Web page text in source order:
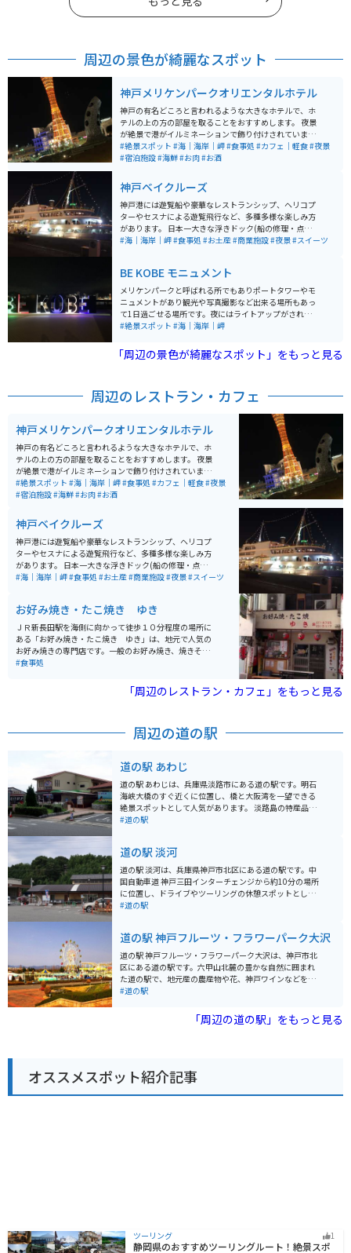
周辺の景色が綺麗なスポット
神戸メリケンパークオリエンタルホテル
神戸の有名どころと言われるような大きなホテルで、ホ
テルの上の方の部屋を取ることをおすすめします。 夜景
が絶景で港がイルミネーションで飾り付けされていま
す。 ホテルの上層階の方に高級レストランもあり、神戸
牛や海鮮などを味わうこともできます。 近くに商業施設
ので、食べ歩きしたい方にもおすすめです。 そちらの商
業施設には、「アンパンマンミュージアム」があり、子
連れで楽しむことができるような施設です。 お土産屋さ
んも多数ありました。 兵庫県に言った際は「神戸」に行
ってみてはいかがでしょうか？
#絶景スポット #海｜海岸｜岬#食事処 #カフェ｜軽食#夜景
#宿泊施設#海鮮#お肉#お酒
神戸ベイクルーズ
神戸港には遊覧船や豪華なレストランシップ、ヘリコプ
ターやセスナによる遊覧飛行など、多種多様な楽しみ方
があります。 日本一大きな浮きドック(船の修理・点検設
備)のある川崎重工や国内初のダブルデッキ(2階建)タイ
#海｜海岸｜岬#食事処 #お土産#商業施設#夜景#スイーツ
BE KOBE モニュメント
メリケンパークと呼ばれる所でもありポートタワーやモ
ニュメントがあり観光や写真撮影など出来る場所もあっ
て1日過ごせる場所です。夜にはライトアップがされ光と
海を見渡せる場所にもなっています。またモニュメント
を撮っても綺麗に撮れる、散歩やデートなどに匹敵の場
所になります。
#絶景スポット #海｜海岸｜岬
「周辺の景色が綺麗なスポット」をもっと見る
周辺のレストラン・カフェ
神戸メリケンパークオリエンタルホテル
神戸の有名どころと言われるような大きなホテルで、ホ
テルの上の方の部屋を取ることをおすすめします。 夜景
が絶景で港がイルミネーションで飾り付けされていま
す。 ホテルの上層階の方に高級レストランもあり、神戸
牛や海鮮などを味わうこともできます。 近くに商業施設
ので、食べ歩きしたい方にもおすすめです。 そちらの商
業施設には、「アンパンマンミュージアム」があり、子
連れで楽しむことができるような施設です。 お土産屋さ
んも多数ありました。 兵庫県に言った際は「神戸」に行
ってみてはいかがでしょうか？
#絶景スポット #海｜海岸｜岬#食事処 #カフェ｜軽食#夜景
#宿泊施設#海鮮#お肉#お酒
神戸ベイクルーズ
神戸港には遊覧船や豪華なレストランシップ、ヘリコプ
ターやセスナによる遊覧飛行など、多種多様な楽しみ方
があります。 日本一大きな浮きドック(船の修理・点検設
備)のある川崎重工や国内初のダブルデッキ(2階建)タイ
#海｜海岸｜岬#食事処 #お土産#商業施設#夜景#スイーツ
お好み焼き・たこ焼き ゆき
ＪＲ新長田駅を海側に向かって徒歩１０分程度の場所に
ある「お好み焼き・たこ焼き ゆき」は、地元で人気の
お好み焼きの専門店です。一般のお好み焼き、焼きそば
以外に、長田名物の牛すじ、こんにゃくの煮込みが入っ
#食事処
「周辺のレストラン・カフェ」をもっと見る
周辺の道の駅
道の駅 あわじ
道の駅 あわじは、兵庫県淡路市にある道の駅です。明石
海峡大橋のすぐ近くに位置し、橋と大阪湾を一望できる
絶景スポットとして人気があります。 淡路島の特産品を
販売するショップやレストランがあり、新鮮な海の幸や
芸能に触れることもできます。 バイクで訪れる場合、道
の駅には広い駐車場が完備されているので安心です。明
石海峡大橋を渡る爽快なツーリングの休憩地点としても
最適です。周辺には、淡路島国営明石海峡公園や淡路夢
舞台など、観光スポットも点在しているので、合わせて
#道の駅
道の駅 淡河
道の駅 淡河は、兵庫県神戸市北区にある道の駅です。中
国自動車道 神戸三田インターチェンジから約10分の場所
に位置し、ドライブやツーリングの休憩スポットとして
人気があります。 地元産の新鮮な野菜や果物が並ぶ農産
工品なども販売されています。 また、レストランでは、
地元産の食材をふんだんに使った料理を楽しむことがで
きます。淡河産のそば粉を使った手打ちそばや、地元産
の野菜を使った天ぷらなど、ここでしか味わえない味が
人気です。 バイクで訪れる際は、広々とした駐車場があ
#道の駅
道の駅 神戸フルーツ・フラワーパーク大沢
道の駅 神戸フルーツ・フラワーパーク大沢は、神戸市北
区にある道の駅です。六甲山北麓の豊かな自然に囲まれ
た道の駅で、地元産の農産物や花、神戸ワインなどを販
売しています。 園内には、フルーツ狩りが楽しめる観光
楽しむことができます。 バイクで行く場合は、三田方面
から国道428号線を南下するのがおすすめです。駐車場
ムなどがおすすめです。
#道の駅
「周辺の道の駅」をもっと見る
オススメスポット紹介記事
ツーリング 1
静岡県のおすすめツーリングルート！絶景スポ